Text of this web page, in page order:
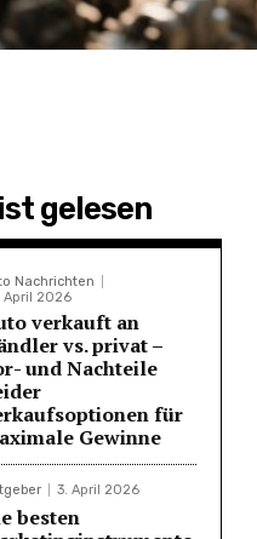
gelesen
Nachrichten
April 2026
verkauft an
vs. privat –
und Nachteile
für
Gewinne
3. April 2026
besten